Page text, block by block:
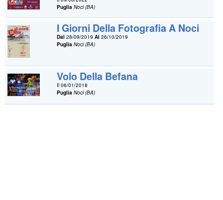
Puglia Noci (BA)
I Giorni Della Fotografia A Noci
Dal 28/09/2019Al 26/10/2019
Puglia Noci (BA)
Volo Della Befana
Il 06/01/2018
Puglia Noci (BA)